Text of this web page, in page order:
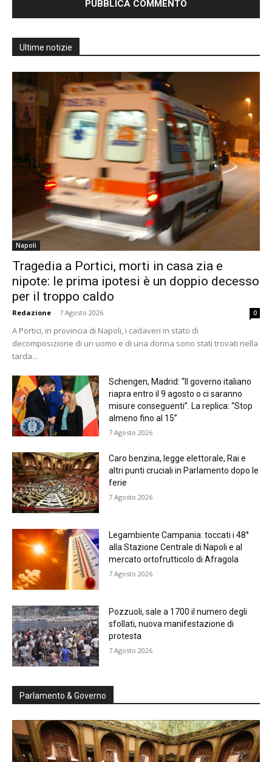
Ultime notizie
Napoli
Tragedia a Portici, morti in casa zia e
nipote: le prima ipotesi è un doppio decesso
per il troppo caldo
Redazione - 7 Agosto 2026 0
A Portici, in provincia di Napoli, i cadaveri in stato di
decomposizione di un uomo e di una donna sono stati trovati nella
tarda...
Schengen, Madrid: “Il governo italiano
riapra entro il 9 agosto o ci saranno
misure conseguenti”. La replica: “Stop
almeno fino al 15”
7 Agosto 2026
Caro benzina, legge elettorale, Rai e
altri punti cruciali in Parlamento dopo le
ferie
7 Agosto 2026
Legambiente Campania: toccati i 48°
alla Stazione Centrale di Napoli e al
mercato ortofrutticolo di Afragola
7 Agosto 2026
Pozzuoli, sale a 1700 il numero degli
sfollati, nuova manifestazione di
protesta
7 Agosto 2026
Parlamento & Governo